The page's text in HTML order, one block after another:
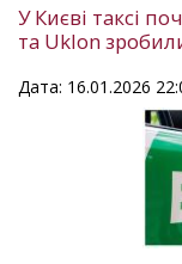
У Києві таксі
та Uklon
Дата: 16.01.2026